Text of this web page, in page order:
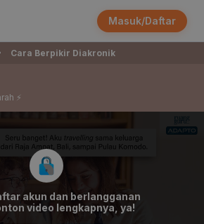
Masuk/Daftar
Cara Berpikir Diakronik
⚡️
akun dan berlangganan
video lengkapnya, ya!